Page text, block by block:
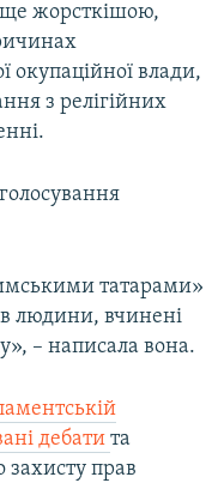
ще жорсткішою,
окупаційної влади,
з релігійних
татарами»
людини, вчинені
– написала вона.
дебати та
захисту прав